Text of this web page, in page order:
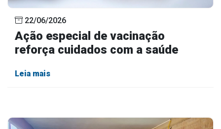
22/06/2026
Ação especial de vacinação
reforça cuidados com a saúde
Leia mais